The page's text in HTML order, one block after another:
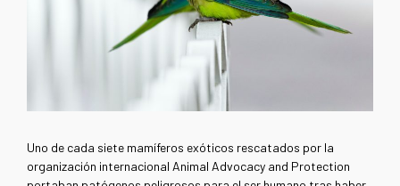
Uno de cada siete mamíferos exóticos rescatados por la
organización internacional Animal Advocacy and Protection